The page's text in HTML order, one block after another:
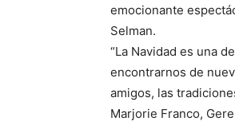
emocionante
Selman.
“La Navidad es una
encontrarnos de
amigos, las
Marjorie Franco,